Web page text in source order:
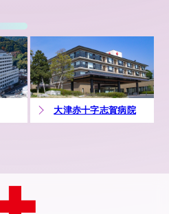
大津赤十字志賀病院